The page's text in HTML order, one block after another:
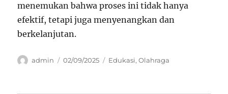
menemukan bahwa proses ini tidak hanya
efektif, tetapi juga menyenangkan dan
berkelanjutan.
Author
admin
Posted
02/09/2025 Categories
Edukasi,Olahraga